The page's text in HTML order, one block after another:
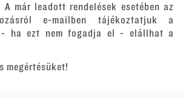
már leadott rendelések esetében az
e-mailben tájékoztatjuk a
- ha ezt nem fogadja el - elállhat a
megértésüket!